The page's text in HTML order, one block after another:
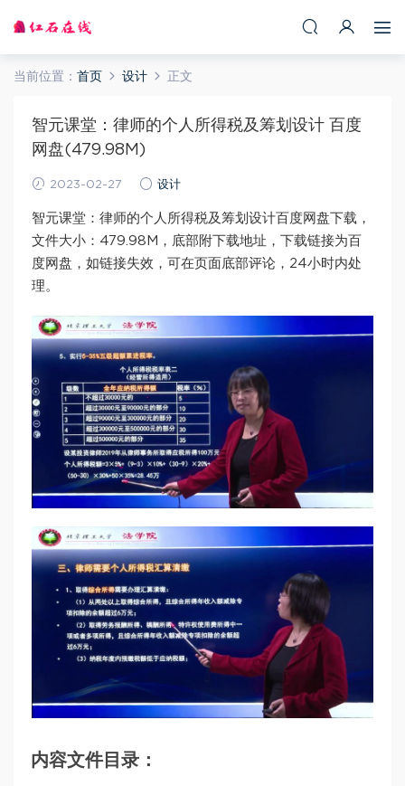
当前位置： 首页 设计 正文
智元课堂：律师的个人所得税及筹划设计 百度
网盘(479.98M)
2023-02-27 设计
智元课堂：律师的个人所得税及筹划设计百度网盘下载，
文件大小：479.98M，底部附下载地址，下载链接为百
度网盘，如链接失效，可在页面底部评论，24小时内处
理。
内容文件目录：